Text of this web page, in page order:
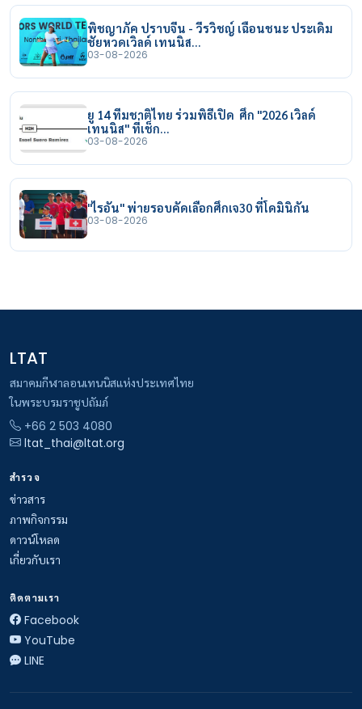
พิชญาภัค ปราบจีน - วีรวิชญ์ เฉือนชนะ ประเดิม
ชัยหวดเวิลด์ เทนนิส…
03-08-2026
ยู 14 ทีมชาติไทย ร่วมพิธีเปิด ศึก "2026 เวิลด์
เทนนิส" ที่เช็ก…
03-08-2026
"ไรอัน" พ่ายรอบคัดเลือกศึกเจ30 ที่โดมินิกัน
03-08-2026
LTAT
สมาคมกีฬาลอนเทนนิสแห่งประเทศไทย
ในพระบรมราชูปถัมภ์
+66 2 503 4080
ltat_thai@ltat.org
สำรวจ
ข่าวสาร
ภาพกิจกรรม
ดาวน์โหลด
เกี่ยวกับเรา
ติดตามเรา
Facebook
YouTube
LINE